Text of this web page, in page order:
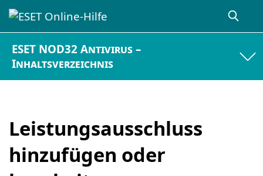
ESET NOD32 Antivirus –
Inhaltsverzeichnis
Leistungsausschluss
hinzufügen oder